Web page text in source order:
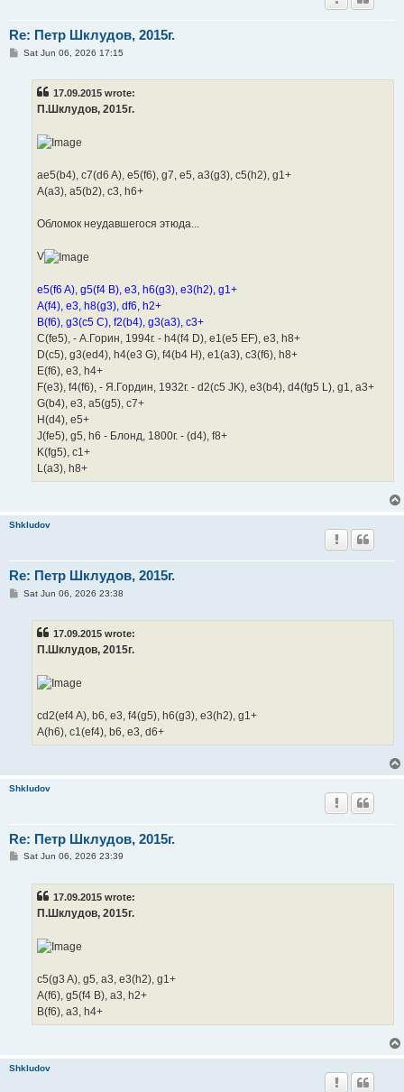
Re: Петр Шклудов, 2015г.
PSat Jun 06, 2026 17:15
17.09.2015 wrote:
П.Шклудов, 2015г.
ae5(b4), c7(d6 A), e5(f6), g7, e5, a3(g3), c5(h2), g1+
A(a3), a5(b2), c3, h6+
Обломок неудавшегося этюда...
V
e5(f6 A), g5(f4 B), e3, h6(g3), e3(h2), g1+
A(f4), e3, h8(g3), df6, h2+
B(f6), g3(c5 C), f2(b4), g3(a3), c3+
C(fe5), - А.Горин, 1994г. - h4(f4 D), e1(e5 EF), e3, h8+
D(c5), g3(ed4), h4(e3 G), f4(b4 H), e1(a3), c3(f6), h8+
E(f6), e3, h4+
F(e3), f4(f6), - Я.Гордин, 1932г. - d2(c5 JK), e3(b4), d4(fg5 L), g1, a3+
G(b4), e3, a5(g5), c7+
H(d4), e5+
J(fe5), g5, h6 - Блонд, 1800г. - (d4), f8+
K(fg5), c1+
L(a3), h8+
Shkludov
Re: Петр Шклудов, 2015г.
PSat Jun 06, 2026 23:38
17.09.2015 wrote:
П.Шклудов, 2015г.
cd2(ef4 A), b6, e3, f4(g5), h6(g3), e3(h2), g1+
A(h6), c1(ef4), b6, e3, d6+
Shkludov
Re: Петр Шклудов, 2015г.
PSat Jun 06, 2026 23:39
17.09.2015 wrote:
П.Шклудов, 2015г.
c5(g3 A), g5, a3, e3(h2), g1+
A(f6), g5(f4 B), a3, h2+
B(f6), a3, h4+
Shkludov